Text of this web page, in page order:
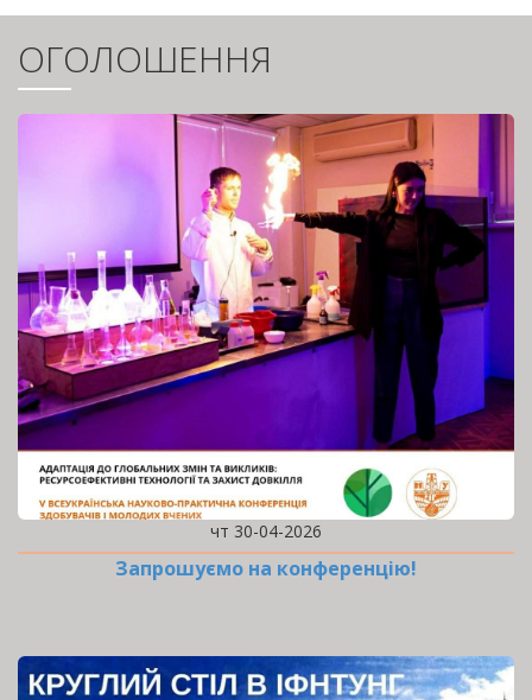
ОГОЛОШЕННЯ
чт 30-04-2026
Запрошуємо на конференцію!